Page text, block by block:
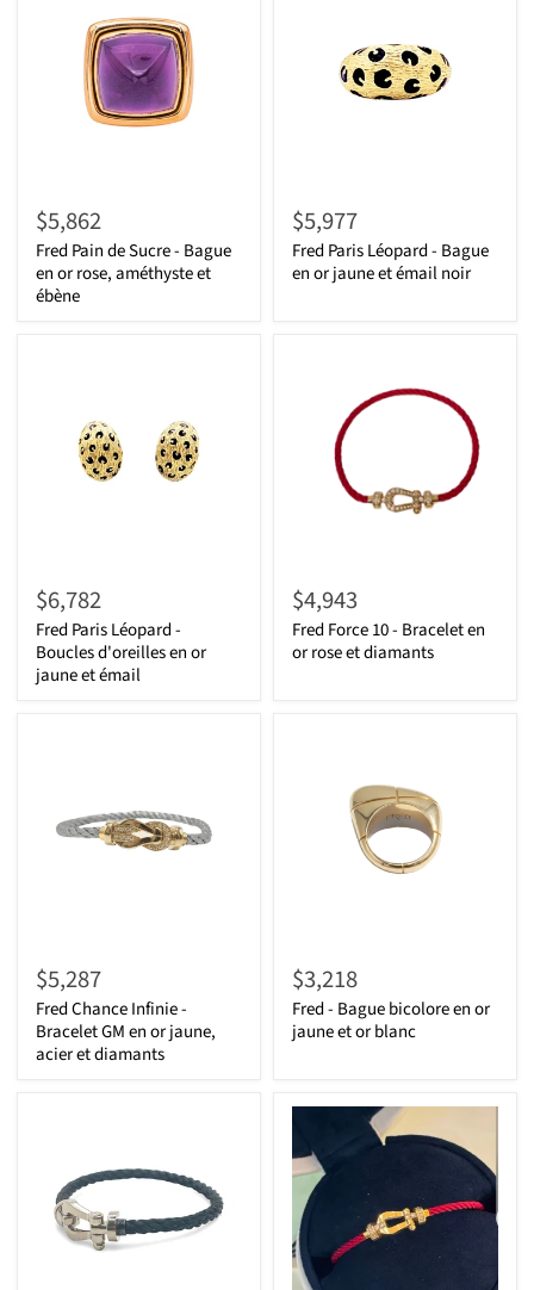
$5,862
Fred Pain de Sucre - Bague
en or rose, améthyste et
ébène
$5,977
Fred Paris Léopard - Bague
en or jaune et émail noir
$6,782
Fred Paris Léopard -
Boucles d'oreilles en or
jaune et émail
$4,943
Fred Force 10 - Bracelet en
or rose et diamants
$5,287
Fred Chance Infinie -
Bracelet GM en or jaune,
acier et diamants
$3,218
Fred - Bague bicolore en or
jaune et or blanc